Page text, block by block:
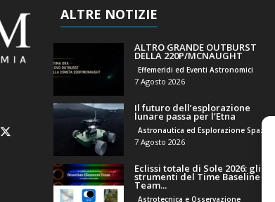
ALTRE NOTIZIE
ALTRO GRANDE OUTBURST
DELLA 220P/MCNAUGHT
Effemeridi ed Eventi Astronomici
7 Agosto 2026
Il futuro dell’esplorazione
lunare passa per l’Etna
7 Agosto 2026
Eclissi totale di Sole 2026: gli
strumenti del Time Baseline
Team...
Astrotecnica e Osservazione